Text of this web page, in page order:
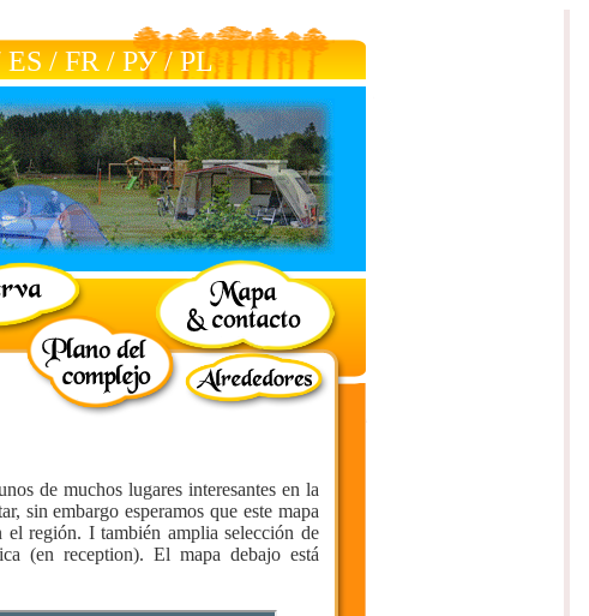
ES / FR / РУ/РL
de muchos lugares interesantes en la
sin embargo esperamos que este mapa
el región. I también amplia selección de
(en reception). El mapa debajo está